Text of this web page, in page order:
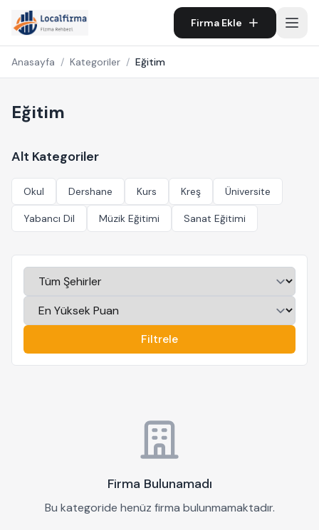
Firma Ekle
Anasayfa / Kategoriler / Eğitim
Eğitim
Alt Kategoriler
Okul Dershane Kurs Kreş Üniversite
Yabancı Dil Müzik Eğitimi Sanat Eğitimi
Filtrele
Firma Bulunamadı
Bu kategoride henüz firma bulunmamaktadır.